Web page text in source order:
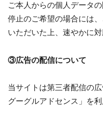
ご本人からの個人データ
停止のご希望の場合には
いただいた上、速やかに
③広告の配信について
当サイトは第三者配信の
グーグルアドセンス」を利